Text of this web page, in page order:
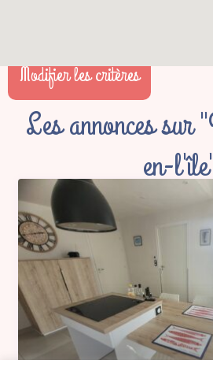
Modifier les critères
Les annonces sur
en-